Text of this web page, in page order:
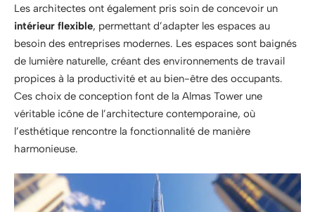
Les architectes ont également pris soin de concevoir un
intérieur flexible, permettant d’adapter les espaces au
besoin des entreprises modernes. Les espaces sont baignés
de lumière naturelle, créant des environnements de travail
propices à la productivité et au bien-être des occupants.
Ces choix de conception font de la Almas Tower une
véritable icône de l’architecture contemporaine, où
l’esthétique rencontre la fonctionnalité de manière
harmonieuse.